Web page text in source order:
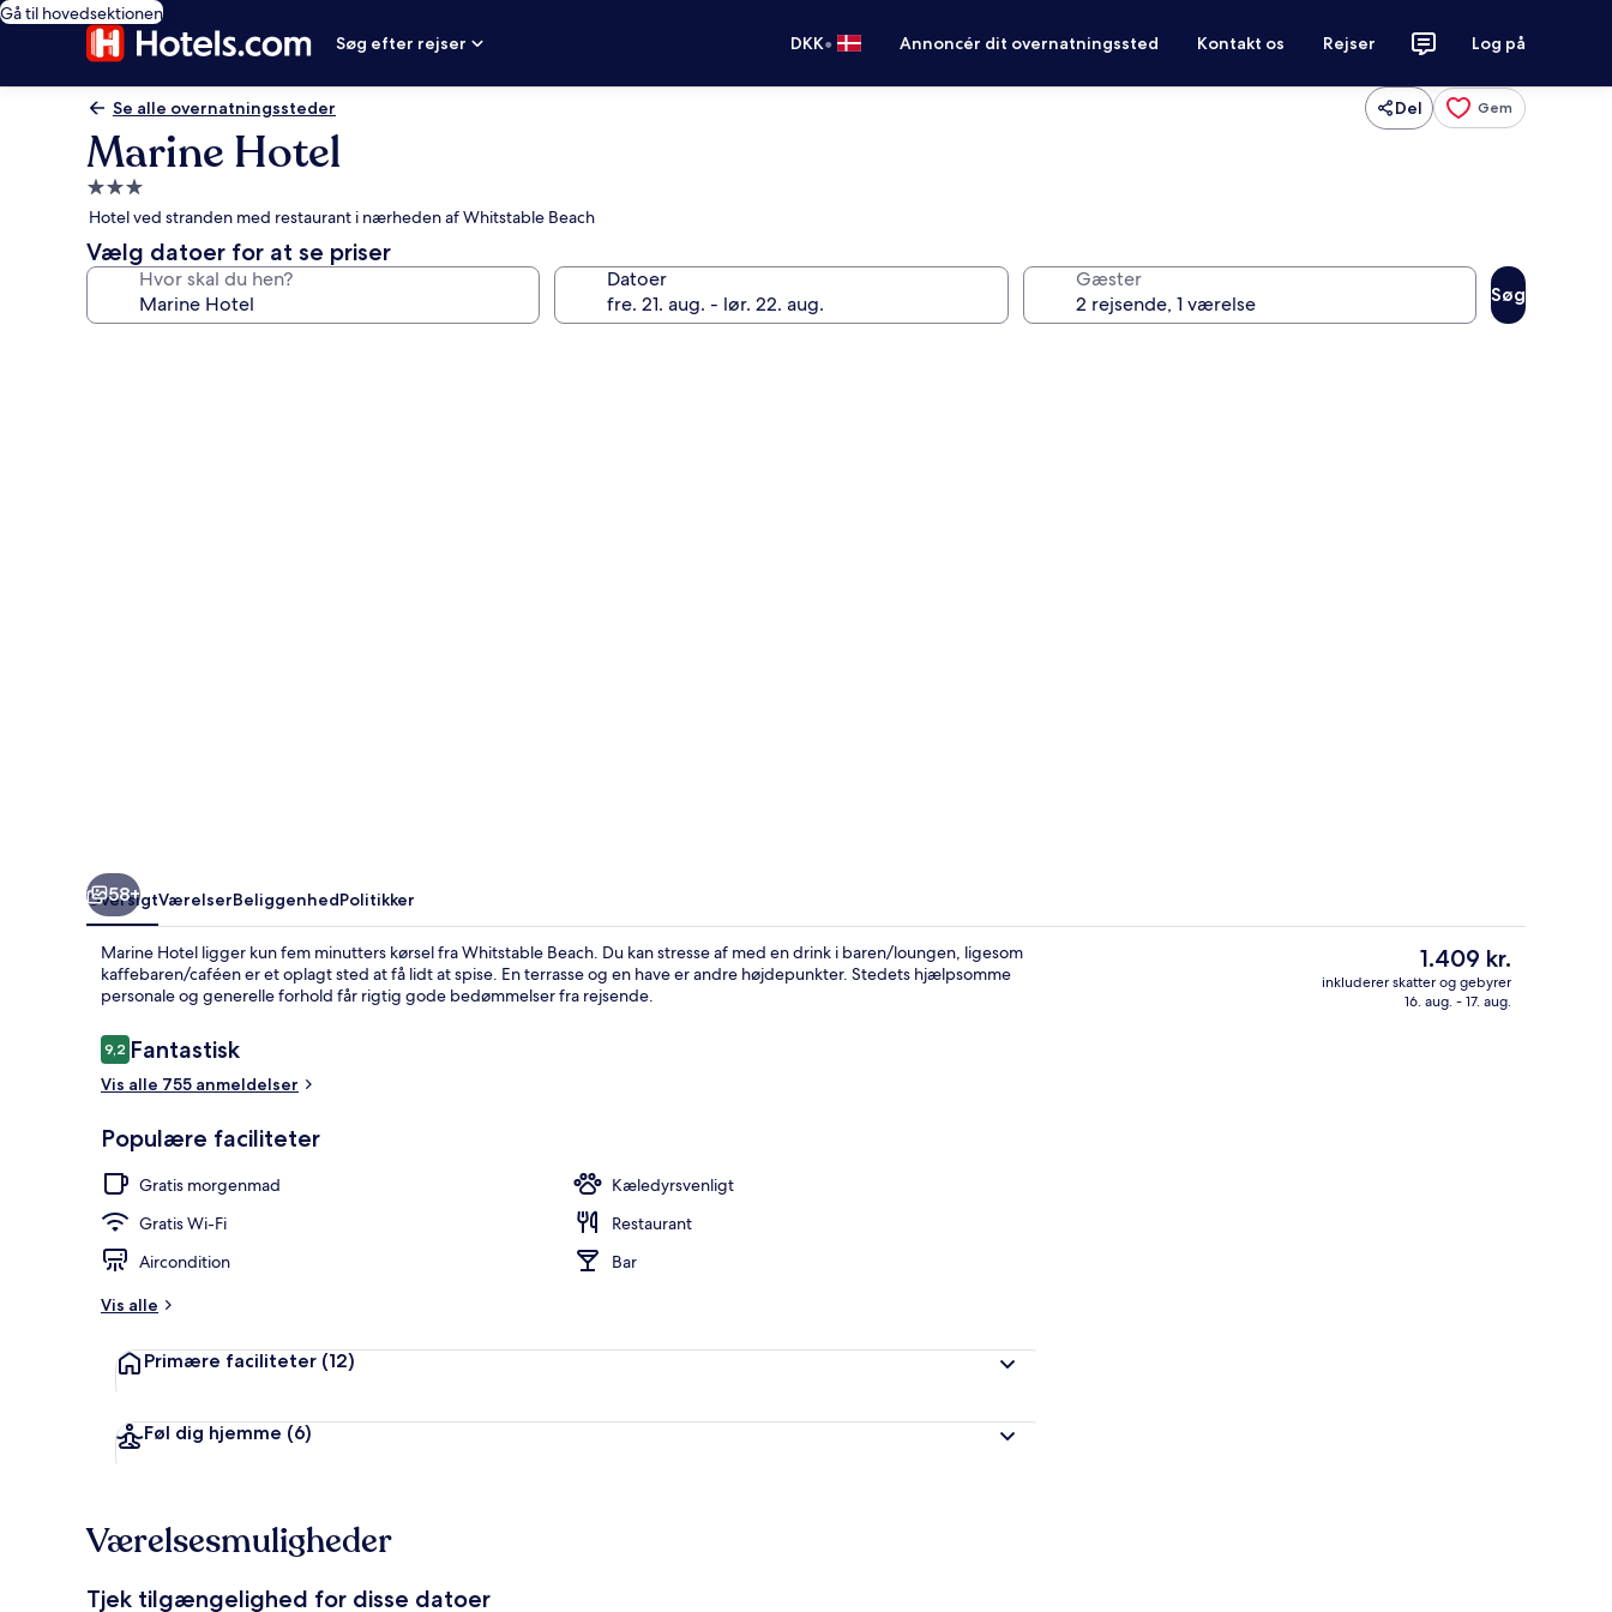
Gå til hovedsektionen
Søg efter rejser
DKK• Annoncér dit overnatningssted Kontakt os Rejser Log på
Se alle overnatningssteder Del Gem
Marine Hotel
3.0-
stjernet
overnatningssted
Hotel ved stranden med restaurant i nærheden af Whitstable Beach
Vælg datoer for at se priser
Hvor skal du hen? Datoer Gæster
Søg
Superior-dobbeltværelse -
58+
OversigtVærelserBeliggenhedPolitikker
Marine Hotel ligger kun fem minutters kørsel fra Whitstable Beach. Du kan stresse af med en drink i baren/loungen, ligesom
kaffebaren/caféen er et oplagt sted at få lidt at spise. En terrasse og en have er andre højdepunkter. Stedets hjælpsomme
personale og generelle forhold får rigtig gode bedømmelser fra rejsende.
Anmeldelser
9,29,2 ud af 10.
Fantastisk
Vis alle 755 anmeldelser
Populære faciliteter
Gratis morgenmad
Kæledyrsvenligt
Gratis Wi-Fi
Restaurant
Aircondition
Bar
Vis alle
Primære faciliteter (12)
Føl dig hjemme (6)
Den
nuværende
pris
1.409 kr.
inkluderer skatter og gebyrer
16. aug. - 17. aug.
Værelsesmuligheder
Tjek tilgængelighed for disse datoer